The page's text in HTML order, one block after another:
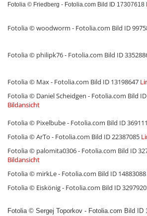
Fotolia © Friedberg - Fotolia.com Bild ID 17307618
Fotolia © woodworm - Fotolia.com Bild ID
Fotolia © philipk76 - Fotolia.com Bild ID
Fotolia © Max - Fotolia.com Bild ID 13198647
Fotolia © Daniel Scheidgen - Fotolia.com Bild
Bildansicht
Fotolia © Pixelbube - Fotolia.com Bild ID 369111
Fotolia © ArTo - Fotolia.com Bild ID 22387085
Fotolia © palomita0306 - Fotolia.com Bild ID
Bildansicht
Fotolia © mirkLe - Fotolia.com Bild ID 14883088
Fotolia © Eiskönig - Fotolia.com Bild ID
Fotolia © Sergej Toporkov - Fotolia.com Bild ID